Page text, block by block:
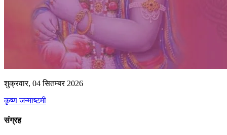
शुक्रवार, 04 सितम्बर 2026
कृष्ण जन्माष्टमी
संग्रह